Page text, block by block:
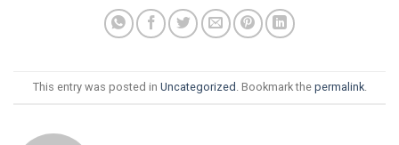
This entry was posted in Uncategorized . Bookmark the permalink.